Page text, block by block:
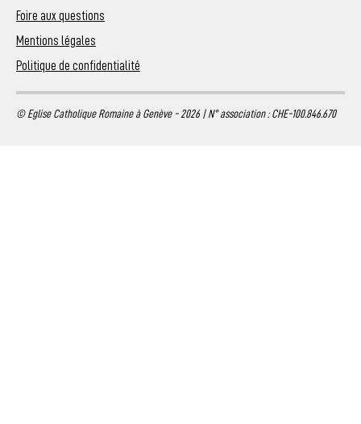
Foire aux questions
Mentions légales
Politique de confidentialité
© Eglise Catholique Romaine à Genève - 2026 | N° association : CHE-100.846.670